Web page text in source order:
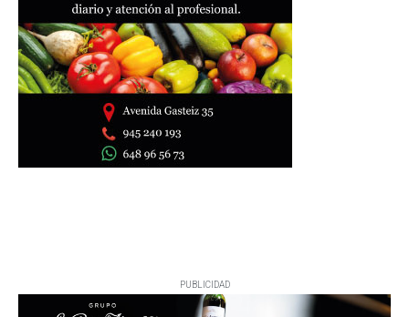
PUBLICIDAD